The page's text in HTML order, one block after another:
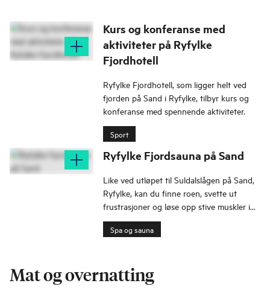
Kurs og konferanse med
aktiviteter på Ryfylke
Fjordhotell
Ryfylke Fjordhotell, som ligger helt ved
fjorden på Sand i Ryfylke, tilbyr kurs og
konferanse med spennende aktiviteter.
Sport
Ryfylke Fjordsauna på Sand
Like ved utløpet til Suldalslågen på Sand,
Ryfylke, kan du finne roen, svette ut
frustrasjoner og løse opp stive muskler i
fjordsaunaen til Ryfylke Fjordhotell.
Spa og sauna
Mat og overnatting